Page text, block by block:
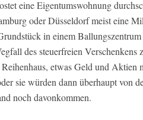
eine Eigentumswohnung
oder Düsseldorf meist eine
in einem
des steuerfreien
etwas Geld und Aktien
sie würden dann überhaupt von
noch davonkommen.